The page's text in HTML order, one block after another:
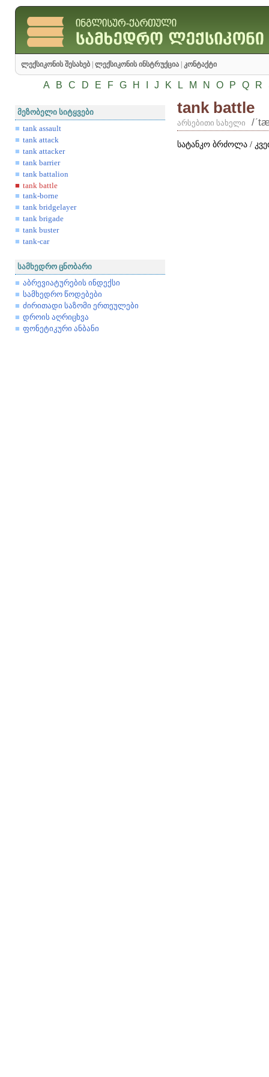
ლექსიკონის შესახებ ლექსიკონის ინსტრუქცია კონტაქტი
A B C D E F G H J K L M N O P Q R
მეზობელი სიტყვები
tank assault
tank attack
tank attacker
tank barrier
tank battalion
tank battle
tank-borne
tank bridgelayer
tank brigade
tank buster
tank-car
სამხედრო ცნობარი
აბრევიატურების ინდექსი
სამხედრო წოდებები
ძირითადი საზომი ერთეულები
დროის აღრიცხვა
ფონეტიკური ანბანი
tank battle
არსებითი სახელი /
სატანკო ბრძოლა /